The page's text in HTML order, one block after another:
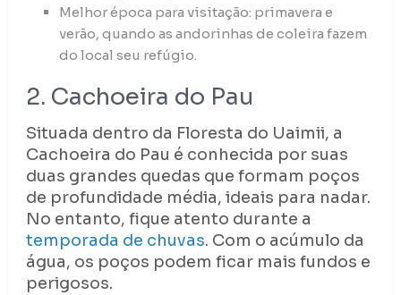
Melhor época para visitação: primavera e
verão, quando as andorinhas de coleira fazem
do local seu refúgio.
2. Cachoeira do Pau
Situada dentro da Floresta do Uaimii, a
Cachoeira do Pau é conhecida por suas
duas grandes quedas que formam poços
de profundidade média, ideais para nadar.
No entanto, fique atento durante a
temporada de chuvas. Com o acúmulo da
água, os poços podem ficar mais fundos e
perigosos.